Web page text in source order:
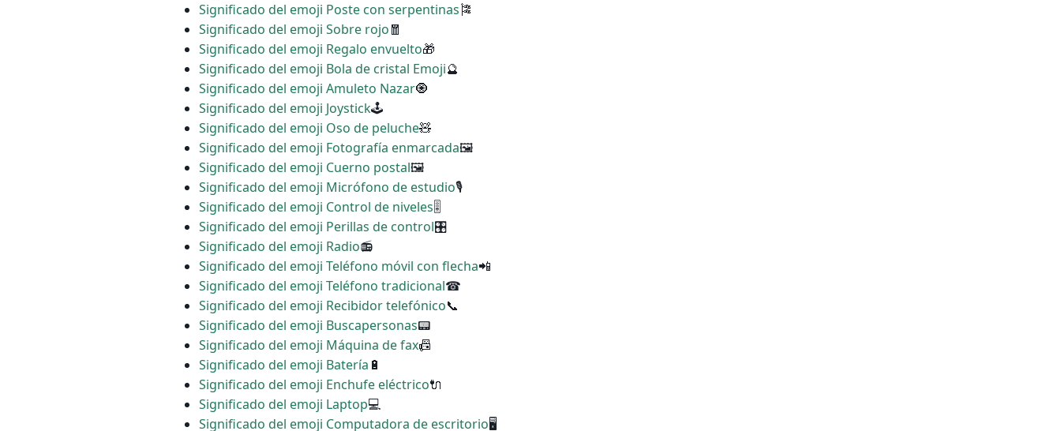
Significado del emoji Poste con serpentinas🎏
Significado del emoji Sobre rojo🧧
Significado del emoji Regalo envuelto🎁
Significado del emoji Bola de cristal Emoji🔮
Significado del emoji Amuleto Nazar🧿
Significado del emoji Joystick🕹
Significado del emoji Oso de peluche🧸
Significado del emoji Fotografía enmarcada🖼
Significado del emoji Cuerno postal🖼
Significado del emoji Micrófono de estudio🎙
Significado del emoji Control de niveles🎚
Significado del emoji Perillas de control🎛
Significado del emoji Radio📻
Significado del emoji Teléfono móvil con flecha📲
Significado del emoji Teléfono tradicional☎
Significado del emoji Recibidor telefónico📞
Significado del emoji Buscapersonas📟
Significado del emoji Máquina de fax📠
Significado del emoji Batería 🔋
Significado del emoji Enchufe eléctrico🔌
Significado del emoji Laptop💻
Significado del emoji Computadora de escritorio🖥